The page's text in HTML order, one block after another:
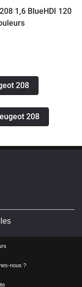
1,6 BlueHDI 120
208
208
nous ?